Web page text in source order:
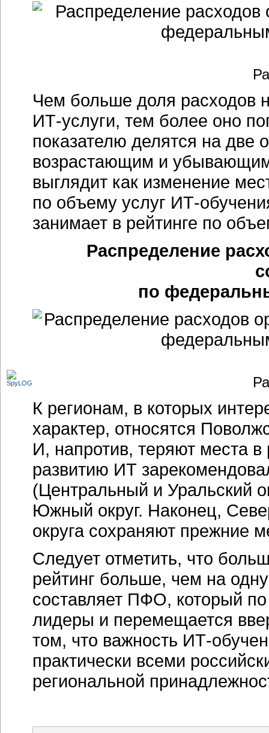
Чем больше доля расходов
ИТ-услуги, тем более оно
показателю делятся на
возрастающим и
выглядит как изменение
по объему услуг ИТ-
занимает в рейтинге по
Распределение
по
К регионам, в которых
характер, относятся
И, напротив, теряют места
развитию ИТ
(Центральный и Уральский
Южный округ. Наконец,
округа сохраняют прежние
Следует отметить, что
рейтинг больше, чем на
составляет ПФО, который
лидеры и перемещается
том, что важность ИТ-
практически всеми
региональной